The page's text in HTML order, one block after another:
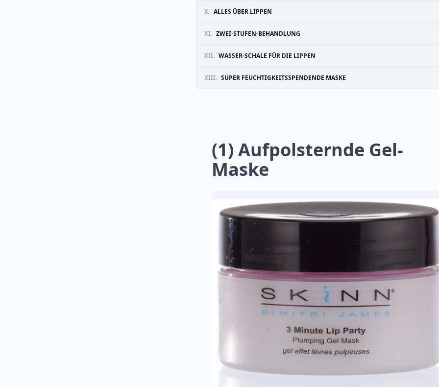
X. ALLES ÜBER LIPPEN
XI. ZWEI-STUFEN-BEHANDLUNG
XII. WASSER-SCHALE FÜR DIE LIPPEN
XIII. SUPER FEUCHTIGKEITSSPENDENDE MASKE
(1) Aufpolsternde Gel-
Maske